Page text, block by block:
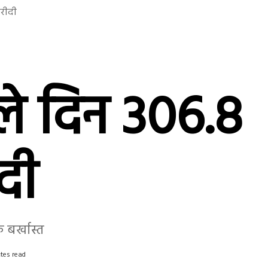
दिन 306.8
read